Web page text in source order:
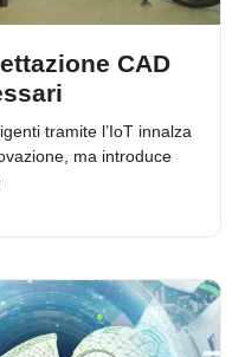
CAD
tramite l’IoT innalza
ma introduce